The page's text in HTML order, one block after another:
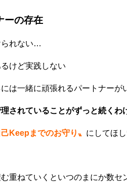
ーの存在
れない…
けど実践しない
は一緒に頑張れるパートナーが
されていることがずっと続くわ
Keepまでのお守り〟 にしてほし
重ねていくといつのまにか数セ